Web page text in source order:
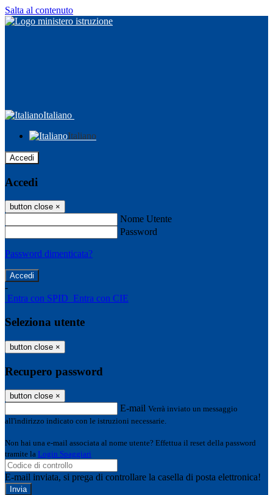
Salta al contenuto
Italiano
Italiano
Accedi
Accedi
button close ×
Nome Utente
Password
Password dimenticata?
-
Entra con SPID Entra con CIE
Seleziona utente
button close ×
Recupero password
button close ×
E-mail Verrà inviato un messaggio
all'indirizzo indicato con le istruzioni necessarie.
Non hai una e-mail associata al nome utente? Effettua il reset della password
tramite la Login Spaggiari
E-mail inviata, si prega di controllare la casella di posta elettronica!